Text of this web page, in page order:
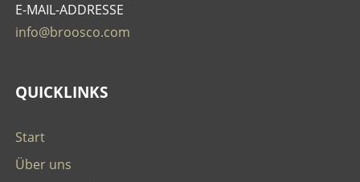
E-MAIL-ADDRESSE
info@broosco.com
QUICKLINKS
Start
Über uns